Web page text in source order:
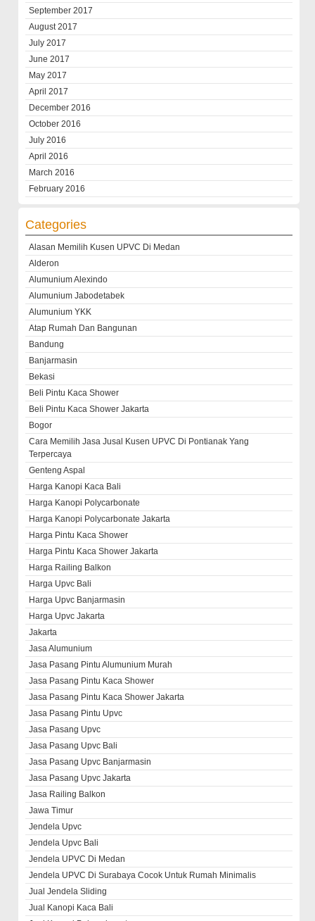
September 2017
August 2017
July 2017
June 2017
May 2017
April 2017
December 2016
October 2016
July 2016
April 2016
March 2016
February 2016
Categories
Alasan Memilih Kusen UPVC Di Medan
Alderon
Alumunium Alexindo
Alumunium Jabodetabek
Alumunium YKK
Atap Rumah Dan Bangunan
Bandung
Banjarmasin
Bekasi
Beli Pintu Kaca Shower
Beli Pintu Kaca Shower Jakarta
Bogor
Cara Memilih Jasa Jusal Kusen UPVC Di Pontianak Yang
Terpercaya
Genteng Aspal
Harga Kanopi Kaca Bali
Harga Kanopi Polycarbonate
Harga Kanopi Polycarbonate Jakarta
Harga Pintu Kaca Shower
Harga Pintu Kaca Shower Jakarta
Harga Railing Balkon
Harga Upvc Bali
Harga Upvc Banjarmasin
Harga Upvc Jakarta
Jakarta
Jasa Alumunium
Jasa Pasang Pintu Alumunium Murah
Jasa Pasang Pintu Kaca Shower
Jasa Pasang Pintu Kaca Shower Jakarta
Jasa Pasang Pintu Upvc
Jasa Pasang Upvc
Jasa Pasang Upvc Bali
Jasa Pasang Upvc Banjarmasin
Jasa Pasang Upvc Jakarta
Jasa Railing Balkon
Jawa Timur
Jendela Upvc
Jendela Upvc Bali
Jendela UPVC Di Medan
Jendela UPVC Di Surabaya Cocok Untuk Rumah Minimalis
Jual Jendela Sliding
Jual Kanopi Kaca Bali